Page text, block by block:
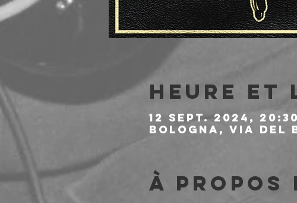
Heure et
12 sept. 2024, 20:30
Bologna, Via del
À propos